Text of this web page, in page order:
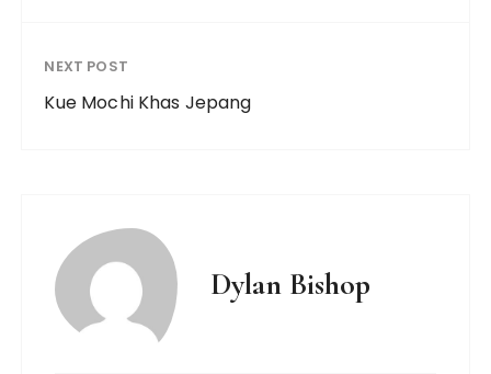
NEXT POST
Kue Mochi Khas Jepang
Dylan Bishop